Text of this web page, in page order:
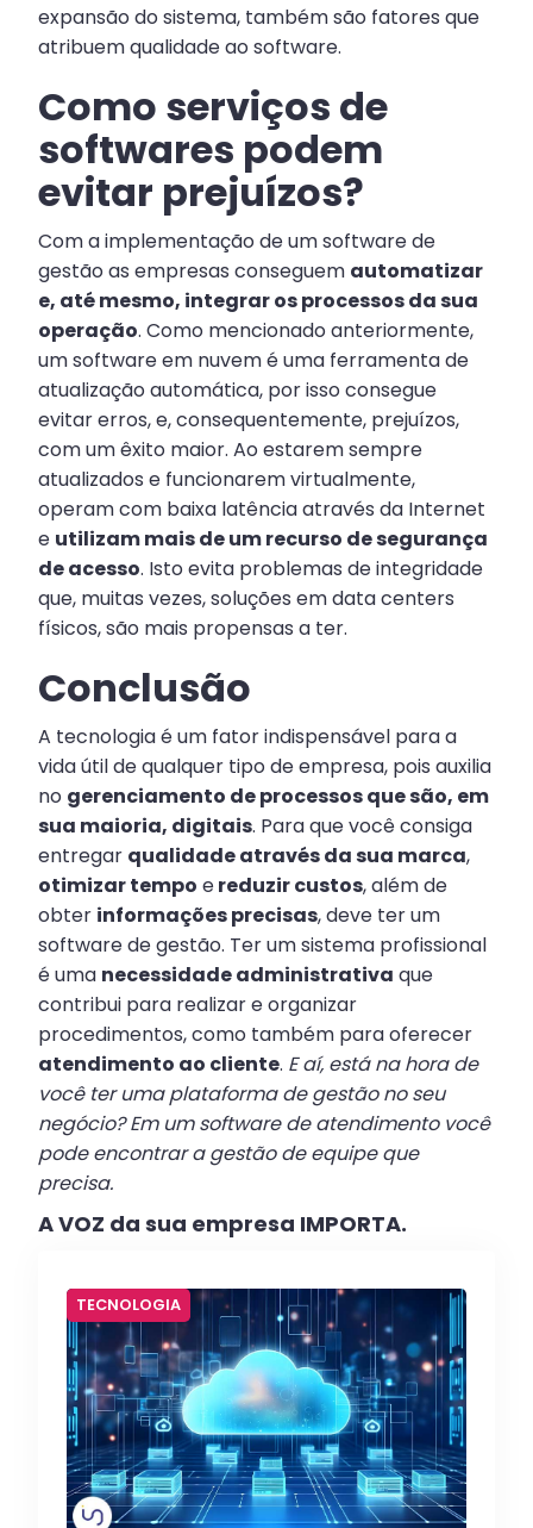
expansão do sistema, também são fatores que
atribuem qualidade ao software.
Como serviços de
softwares podem
evitar prejuízos?
Com a implementação de um software de
gestão as empresas conseguem automatizar
e, até mesmo, integrar os processos da sua
operação. Como mencionado anteriormente,
um software em nuvem é uma ferramenta de
atualização automática, por isso consegue
evitar erros, e, consequentemente, prejuízos,
com um êxito maior. Ao estarem sempre
atualizados e funcionarem virtualmente,
operam com baixa latência através da Internet
e utilizam mais de um recurso de segurança
de acesso. Isto evita problemas de integridade
que, muitas vezes, soluções em data centers
físicos, são mais propensas a ter.
Conclusão
A tecnologia é um fator indispensável para a
vida útil de qualquer tipo de empresa, pois auxilia
no gerenciamento de processos que são, em
sua maioria, digitais. Para que você consiga
entregar qualidade através da sua marca,
otimizar tempo ereduzir custos, além de
obter informações precisas, deve ter um
software de gestão. Ter um sistema profissional
é uma necessidade administrativa que
contribui para realizar e organizar
procedimentos, como também para oferecer
atendimento ao cliente. E aí, está na hora de
você ter uma plataforma de gestão no seu
negócio? Em um software de atendimento você
pode encontrar a gestão de equipe que
precisa.
A VOZ da sua empresa IMPORTA.
TECNOLOGIA